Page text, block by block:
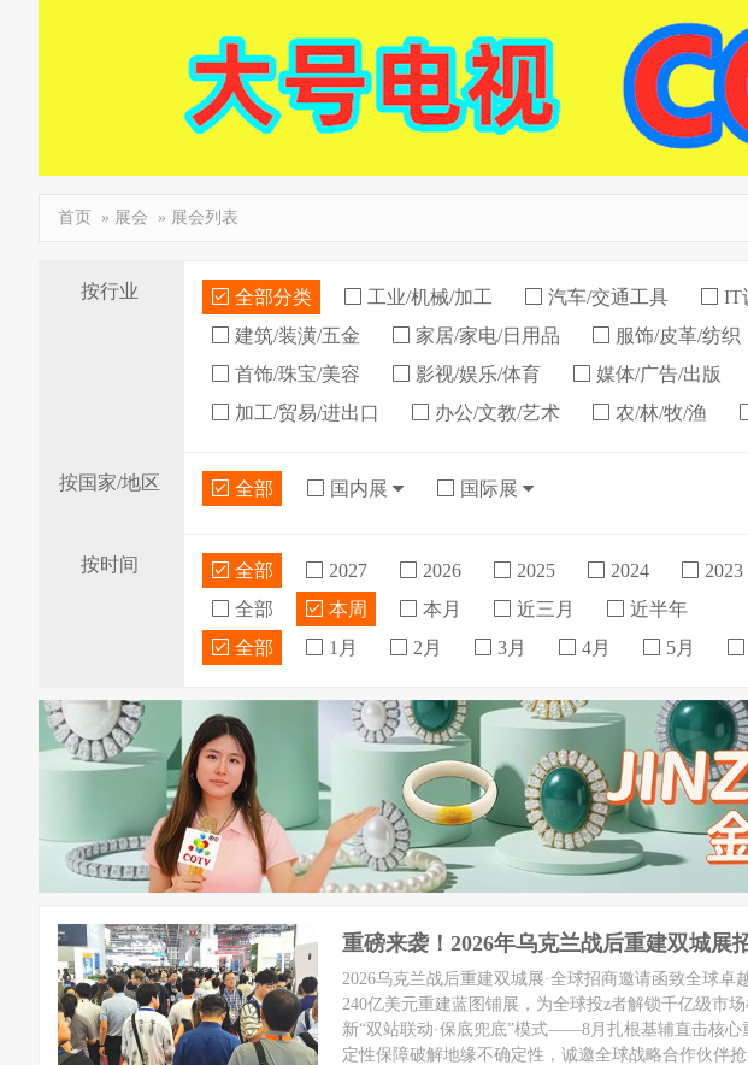
首页 » 展会 » 展会列表
按行业 全部分类 工业/机械/加工 汽车/交通工具 IT
建筑/装潢/五金
家居/家电/日用品 服饰/皮革/纺织
首饰/珠宝/美容
影视/娱乐/体育 媒体/广告/出版
加工/贸易/进出口
办公/文教/艺术 农/林/牧/渔
按国家/地区 全部 国内展 国际展
按时间 全部 2027 2026 2025 2024 2023
全部
本周 本月 近三月
近半年
全部
1月 2月 3月 4月 5月
重磅来袭！2026年乌克兰战后重建双城展
2026乌克兰战后重建双城展·全球招商邀请函致全球
240亿美元重建蓝图铺展，为全球投z者解锁千亿级市
新“双站联动·保底兜底”模式——8月扎根基辅直击核
定性保障破解地缘不确定性，诚邀全球战略合作伙伴